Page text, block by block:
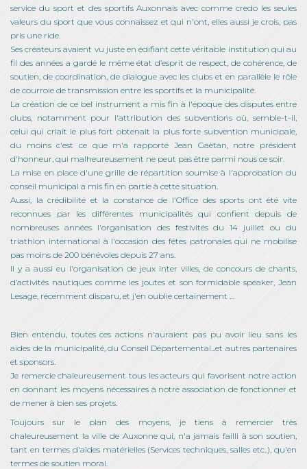
service du sport et des sportifs Auxonnais avec comme credo les seules
valeurs du sport que vous connaissez et qui n'ont, elles aussi je crois, pas
pris une ride.
Ses créateurs avaient vu juste en édifiant cette véritable institution qui au
fil des années a gardé le même état d’esprit de respect, de cohérence, de
soutien, de coordination, de dialogue avec les clubs et en parallèle le rôle
de courroie de transmission entre les sportifs et la municipalité.
La création de ce bel instrument a mis fin à l'époque des disputes entre
clubs, notamment pour l'attribution des subventions où, semble-t-il,
celui qui criait le plus fort obtenait la plus forte subvention municipale,
du moins c'est ce que m'a rapporté Jean Gaëtan, notre président
d'honneur, qui malheureusement ne peut pas être parmi nous ce soir.
La mise en place d'une grille de répartition soumise à l'approbation du
conseil municipal a mis fin en partie à cette situation.
Aussi, la crédibilité et la constance de l'Office des sports ont été vite
reconnues par les différentes municipalités qui confient depuis de
nombreuses années l'organisation des festivités du 14 juillet ou du
triathlon international à l'occasion des fêtes patronales qui ne mobilise
pas moins de 200 bénévoles depuis 27 ans.
Il y a aussi eu l'organisation de jeux inter villes, de concours de chants,
d’activités nautiques comme les joutes et son formidable speaker, Jean
Lesage, récemment disparu, et j'en oublie certainement …
Bien entendu, toutes ces actions n'auraient pas pu avoir lieu sans les
aides de la municipalité, du Conseil Départemental...et autres partenaires
et sponsors.
Je remercie chaleureusement tous les acteurs qui favorisent notre action
en donnant les moyens nécessaires à notre association de fonctionner et
de mener à bien ses projets.
Toujours sur le plan des moyens, je tiens à remercier très
chaleureusement la ville de Auxonne qui, n'a jamais failli à son soutien,
tant en termes d'aides matérielles (Services techniques, salles etc..), qu'en
termes de soutien moral.